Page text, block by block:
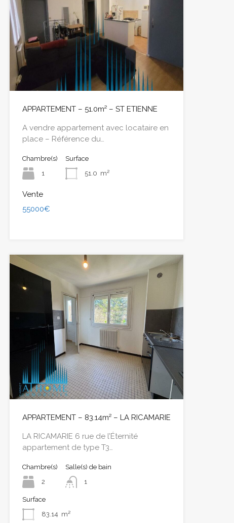
APPARTEMENT – 51.0m² – ST ETIENNE
A vendre appartement avec locataire en
place – Référence du…
Chambre(s)
1
Surface
51.0 m²
Vente
55000€
APPARTEMENT – 83.14m² – LA RICAMARIE
LA RICAMARIE 6 rue de l’Éternité
appartement de type T3…
Chambre(s)
2
Salle(s) de bain
1
Surface
83.14 m²